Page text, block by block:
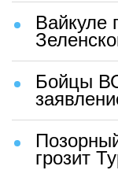
Вайкуле
Бойцы
грозит